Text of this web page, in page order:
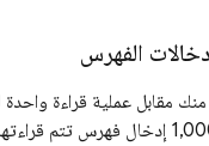
الفهرس
مقابل عملية قراءة
تضم ما يصل إلى 1,000 إدخال فهرس تتم